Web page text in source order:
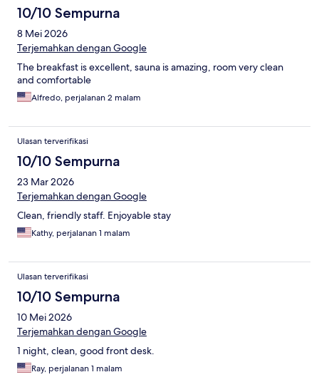
10/10 Sempurna
8 Mei 2026
Terjemahkan dengan Google
The breakfast is excellent, sauna is amazing, room very clean
and comfortable
Alfredo, perjalanan 2 malam
Ulasan terverifikasi
10/10 Sempurna
23 Mar 2026
Terjemahkan dengan Google
Clean, friendly staff. Enjoyable stay
Kathy, perjalanan 1 malam
Ulasan terverifikasi
10/10 Sempurna
10 Mei 2026
Terjemahkan dengan Google
1 night, clean, good front desk.
Ray, perjalanan 1 malam